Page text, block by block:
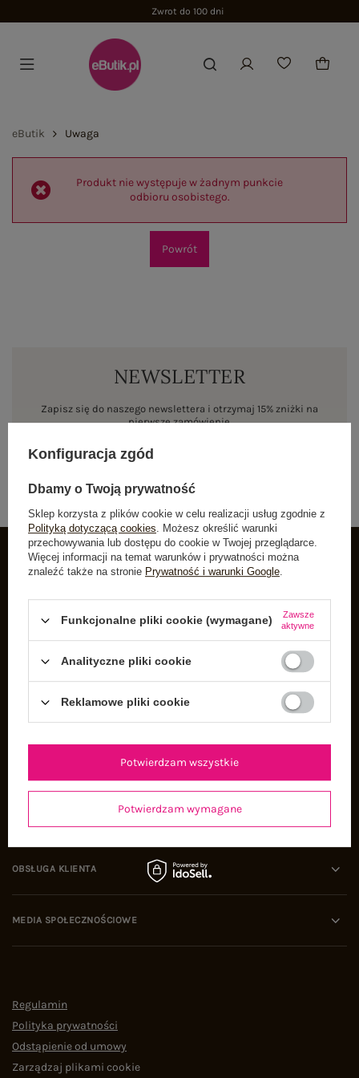
Zwrot do 100 dni
eButik Uwaga
Produkt nie występuje w żadnym punkcie
odbioru osobistego.
Powrót
NEWSLETTER
Zapisz się do naszego newslettera i otrzymaj 15% zniżki na
pierwsze zamówienie
INFORMACJE O BUTIK
Listy zakupowe
Lista zakupionych produktów
Historia transakcji
OBSŁUGA KLIENTA
MEDIA SPOŁECZNOŚCIOWE
Regulamin
Polityka prywatności
Odstąpienie od umowy
Zarządzaj plikami cookie
Konfiguracja zgód
Dbamy o Twoją prywatność
Sklep korzysta z plików cookie w celu realizacji usług zgodnie z
Polityką dotyczącą cookies. Możesz określić warunki
przechowywania lub dostępu do cookie w Twojej przeglądarce.
Więcej informacji na temat warunków i prywatności można
znaleźć także na stronie Prywatność i warunki Google.
Funkcjonalne pliki cookie (wymagane)
Zawsze
aktywne
Analityczne pliki cookie
Reklamowe pliki cookie
Potwierdzam wymagane
Potwierdzam wszystkie